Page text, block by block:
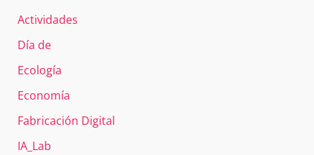
p
o
:
Actividades
Día de
Ecología
Economía
Fabricación Digital
IA_Lab